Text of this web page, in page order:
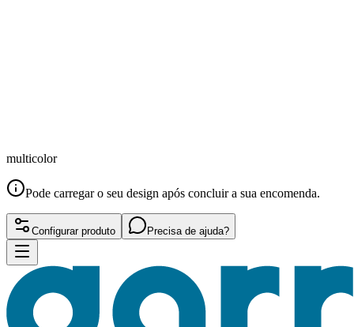
multicolor
Pode carregar o seu design após concluir a sua encomenda.
Configurar produto Precisa de ajuda?